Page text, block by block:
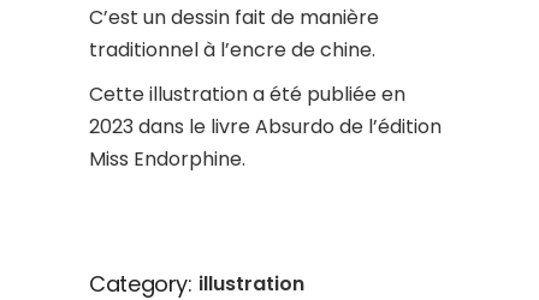
C’est un dessin fait de manière
traditionnel à l’encre de chine.
Cette illustration a été publiée en
2023 dans le livre Absurdo de l’édition
Miss Endorphine.
Category: illustration